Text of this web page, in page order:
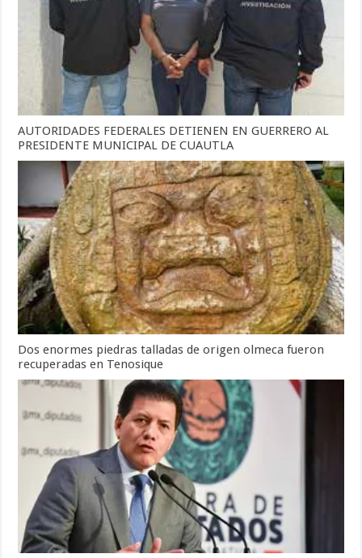
AUTORIDADES FEDERALES DETIENEN EN GUERRERO AL
PRESIDENTE MUNICIPAL DE CUAUTLA
Dos enormes piedras talladas de origen olmeca fueron
recuperadas en Tenosique